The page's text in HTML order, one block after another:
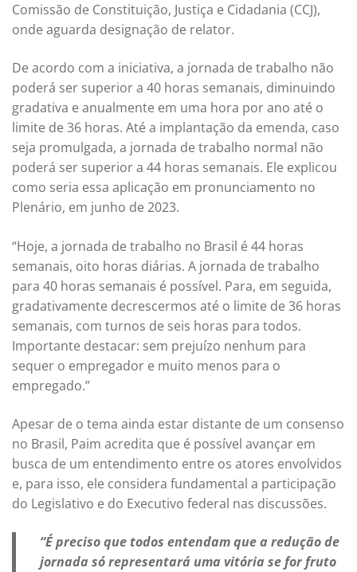
Comissão de Constituição, Justiça e Cidadania (CCJ),
onde aguarda designação de relator.
De acordo com a iniciativa, a jornada de trabalho não
poderá ser superior a 40 horas semanais, diminuindo
gradativa e anualmente em uma hora por ano até o
limite de 36 horas. Até a implantação da emenda, caso
seja promulgada, a jornada de trabalho normal não
poderá ser superior a 44 horas semanais. Ele explicou
como seria essa aplicação em pronunciamento no
Plenário, em junho de 2023.
“Hoje, a jornada de trabalho no Brasil é 44 horas
semanais, oito horas diárias. A jornada de trabalho
para 40 horas semanais é possível. Para, em seguida,
gradativamente decrescermos até o limite de 36 horas
semanais, com turnos de seis horas para todos.
Importante destacar: sem prejuízo nenhum para
sequer o empregador e muito menos para o
empregado.”
Apesar de o tema ainda estar distante de um consenso
no Brasil, Paim acredita que é possível avançar em
busca de um entendimento entre os atores envolvidos
e, para isso, ele considera fundamental a participação
do Legislativo e do Executivo federal nas discussões.
“É preciso que todos entendam que a redução de
jornada só representará uma vitória se for fruto